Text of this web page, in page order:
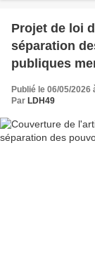
Projet de loi
séparation
publiques
Publié le 06/05/2026
Par LDH49